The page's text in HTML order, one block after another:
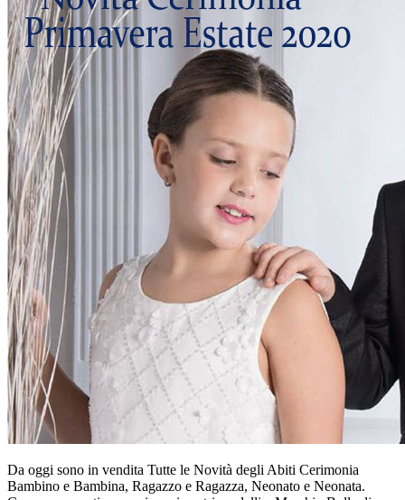
Da oggi sono in vendita Tutte le Novità degli Abiti Cerimonia
Bambino e Bambina, Ragazzo e Ragazza, Neonato e Neonata.